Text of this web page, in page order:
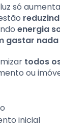
só
energia
gastar
todos
ou
inicial